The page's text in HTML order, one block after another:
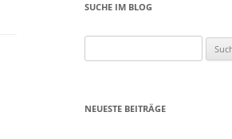
SUCHE IM BLOG
nach:
NEUESTE BEITRÄGE